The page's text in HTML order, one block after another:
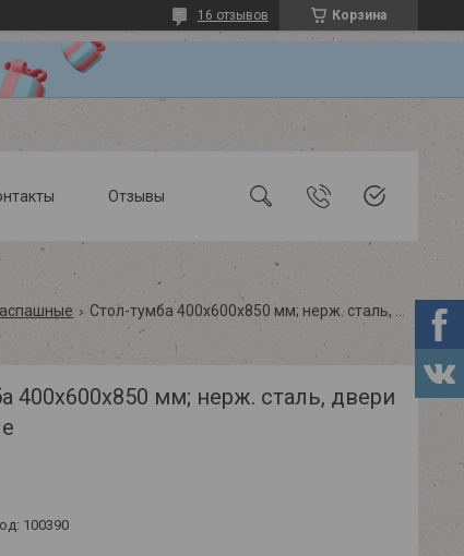
Корзина
16 отзывов
Отзывы
400х600х850 мм; нерж. сталь, двери
100390